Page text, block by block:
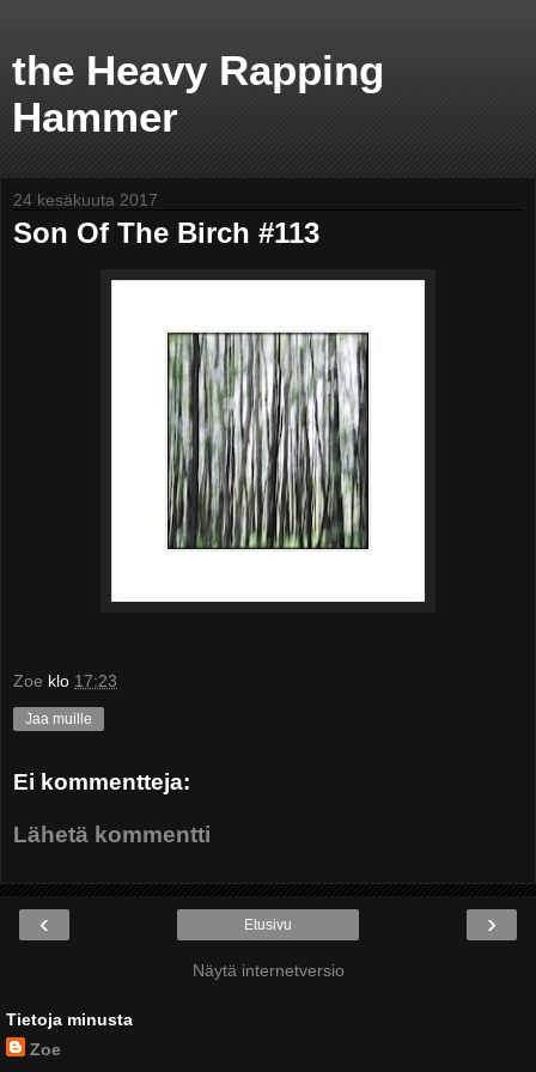
the Heavy Rapping
Hammer
24 kesäkuuta 2017
Son Of The Birch #113
Zoe klo 17:23
Jaa muille
Ei kommentteja:
Lähetä kommentti
‹ ›
Etusivu
Näytä internetversio
Tietoja minusta
Zoe